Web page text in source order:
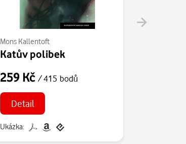
Mons Kallentoft
Katův polibek
259 Kč / 415 bodů
Detail
Ukázka: